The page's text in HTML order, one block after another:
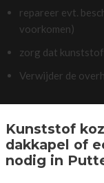
repareer evt.
voorkomen)
zorg dat
Verwijder de
Kunststof
dakkapel of
nodig in